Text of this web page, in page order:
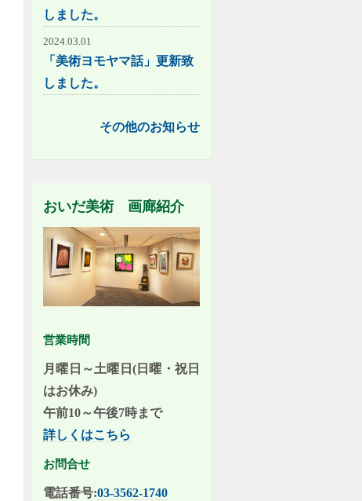
しました。
2024.03.01
「美術ヨモヤマ話」更新致
しました。
その他のお知らせ
おいだ美術 画廊紹介
営業時間
月曜日～土曜日(日曜・祝日
はお休み)
午前10～午後7時まで
詳しくはこちら
お問合せ
電話番号:03-3562-1740